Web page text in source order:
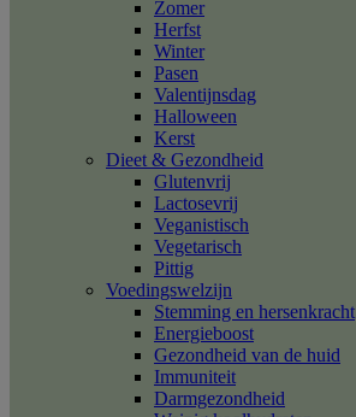
Zomer
Herfst
Winter
Pasen
Valentijnsdag
Halloween
Kerst
Dieet & Gezondheid
Glutenvrij
Lactosevrij
Veganistisch
Vegetarisch
Pittig
Voedingswelzijn
Stemming en hersenkracht
Energieboost
Gezondheid van de huid
Immuniteit
Darmgezondheid